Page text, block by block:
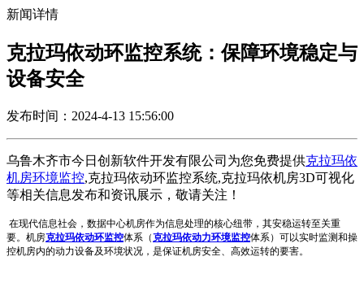
新闻详情
克拉玛依动环监控系统：保障环境稳定与
设备安全
发布时间：2024-4-13 15:56:00
乌鲁木齐市今日创新软件开发有限公司为您免费提供克拉玛依
机房环境监控,克拉玛依动环监控系统,克拉玛依机房3D可视化
等相关信息发布和资讯展示，敬请关注！
在现代信息社会，数据中心机房作为信息处理的核心纽带，其安稳运转至关重
要。机房克拉玛依动环监控体系（克拉玛依动力环境监控体系）可以实时监测和操
控机房内的动力设备及环境状况，是保证机房安全、高效运转的要害。